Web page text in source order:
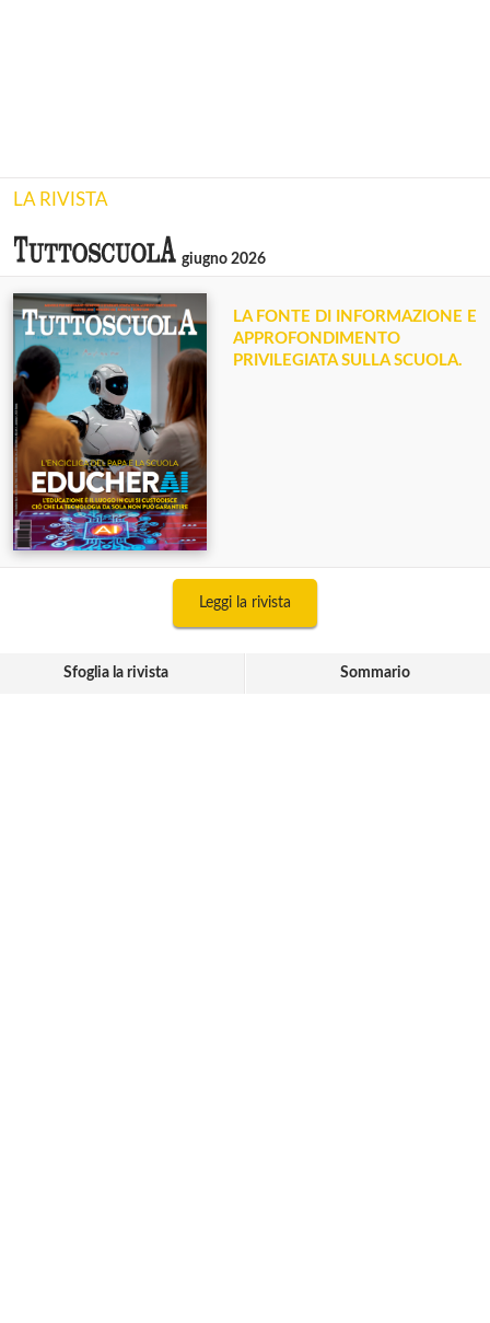
LA RIVISTA
giugno 2026
LA FONTE DI INFORMAZIONE E
APPROFONDIMENTO
PRIVILEGIATA SULLA SCUOLA.
Leggi la rivista
Sfoglia la rivista Sommario